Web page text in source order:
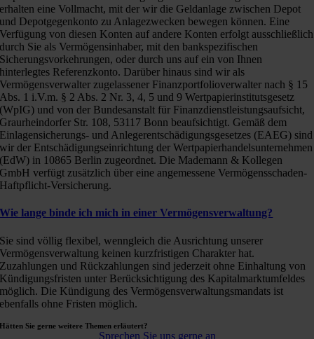
erhalten eine Vollmacht, mit der wir die Geldanlage zwischen Depot
und Depotgegenkonto zu Anlagezwecken bewegen können. Eine
Verfügung von diesen Konten auf andere Konten erfolgt ausschließlich
durch Sie als Vermögensinhaber, mit den bankspezifischen
Sicherungsvorkehrungen, oder durch uns auf ein von Ihnen
hinterlegtes Referenzkonto. Darüber hinaus sind wir als
Vermögensverwalter zugelassener Finanzportfolioverwalter nach § 15
Abs. 1 i.V.m. § 2 Abs. 2 Nr. 3, 4, 5 und 9 Wertpapierinstitutsgesetz
(WpIG) und von der Bundesanstalt für Finanzdienstleistungsaufsicht,
Graurheindorfer Str. 108, 53117 Bonn beaufsichtigt. Gemäß dem
Einlagensicherungs- und Anlegerentschädigungsgesetzes (EAEG) sind
wir der Entschädigungseinrichtung der Wertpapierhandelsunternehmen
(EdW) in 10865 Berlin zugeordnet. Die Mademann & Kollegen
GmbH verfügt zusätzlich über eine angemessene Vermögensschaden-
Haftpflicht-Versicherung.
Wie lange binde ich mich in einer Vermögensverwaltung?
Sie sind völlig flexibel, wenngleich die Ausrichtung unserer
Vermögensverwaltung keinen kurzfristigen Charakter hat.
Zuzahlungen und Rückzahlungen sind jederzeit ohne Einhaltung von
Kündigungsfristen unter Berücksichtigung des Kapitalmarktumfeldes
möglich. Die Kündigung des Vermögensverwaltungsmandats ist
ebenfalls ohne Fristen möglich.
Hätten Sie gerne weitere Themen erläutert?
Sprechen Sie uns gerne an